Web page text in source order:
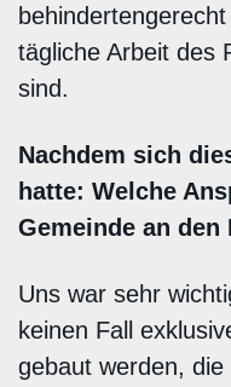
tägliche Arbeit des
sind.
Nachdem sich
hatte: Welche
Gemeinde an den
Uns war sehr
keinen Fall
gebaut werden,